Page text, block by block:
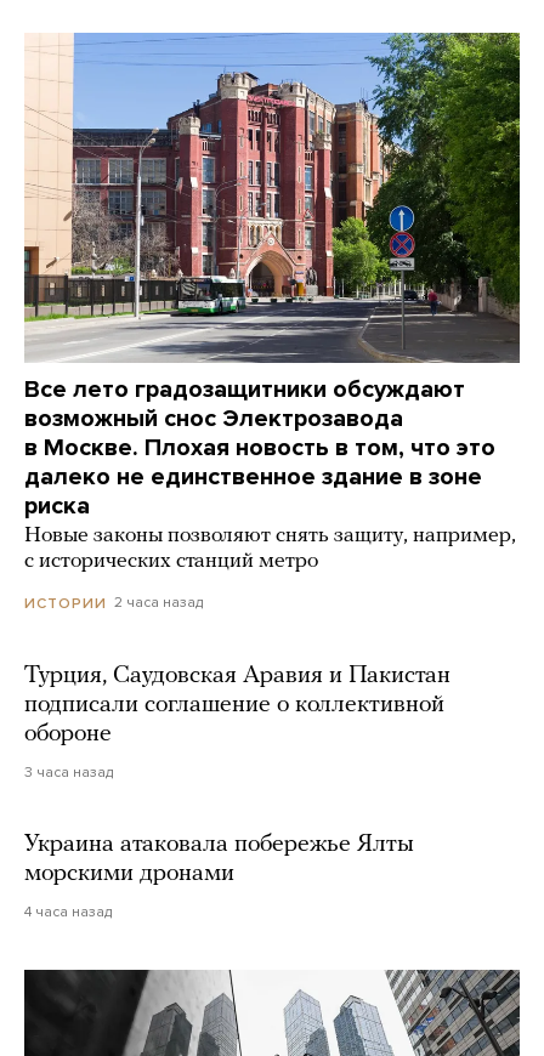
Все лето градозащитники обсуждают
возможный снос Электрозавода
в Москве. Плохая новость в том, что это
далеко не единственное здание в зоне
риска
Новые законы позволяют снять защиту, например,
с исторических станций метро
ИСТОРИИ 2 часа назад
Турция, Саудовская Аравия и Пакистан
подписали соглашение о коллективной
обороне
3 часа назад
Украина атаковала побережье Ялты
морскими дронами
4 часа назад